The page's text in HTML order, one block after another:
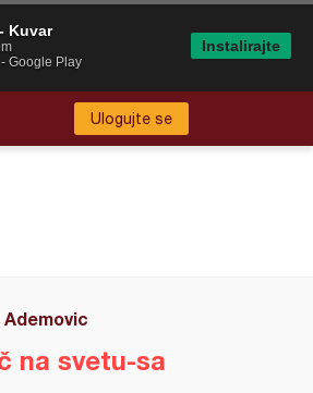
Ulogujte se
Ademovic
na svetu-sa
Kuvar
Google Play
Instalirajte